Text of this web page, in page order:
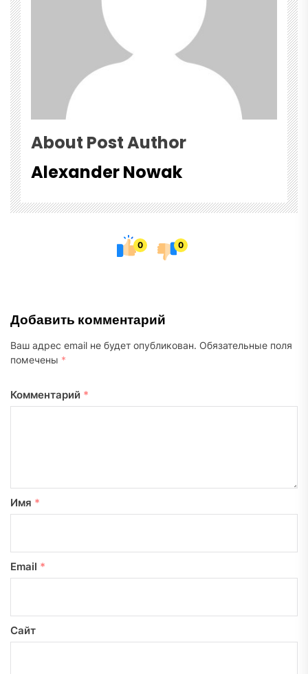
About Post Author
Alexander Nowak
0 0
Добавить комментарий
Ваш адрес email не будет опубликован. Обязательные поля
помечены *
Комментарий *
Имя *
Email *
Сайт